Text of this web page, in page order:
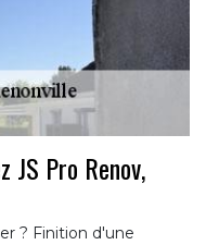
JS Pro Renov,
? Finition d'une